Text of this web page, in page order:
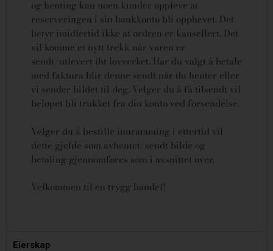
og henting kan noen kunder oppleve at
reserveringen i sin bankkonto bli opphevet. Det
betyr imidlertid ikke at ordren er kansellert. Det
vil komme et nytt trekk når varen er
sendt/utlevert iht lovverket. Har du valgt å betale
med faktura blir denne sendt når du henter eller
vi sender bildet til deg. Velger du å få tilsendt vil
beløpet bli trukket fra din konto ved forsendelse.
Velger du å bestille innramming i ettertid vil
dette gjelde som avhentet/sendt bilde og
betaling gjennomføres som i avsnittet over.
Velkommen til en trygg handel!
Eierskap